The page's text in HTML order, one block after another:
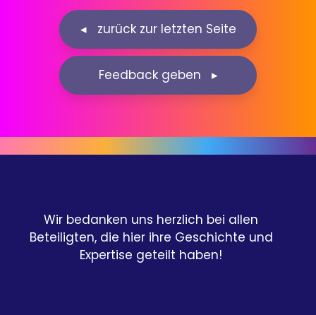
Feedback geben ▸
Wir bedanken uns herzlich bei allen
Beteiligten, die hier ihre Geschichte und
Expertise geteilt haben!